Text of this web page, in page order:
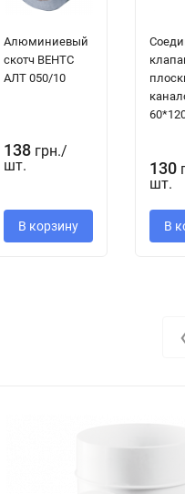
Алюминиевый
скотч ВЕНТС
АЛТ 050/10
138 грн./
шт.
В корзину
130
шт.
В